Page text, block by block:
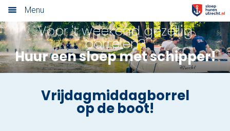
Menu
Home
Nieuwsoverzicht
Rondvaart met schipper
Voor 't weekend gezellig
borrelen?
Huur een sloep met schipper!
Vrijdagmiddagborrel
op de boot!